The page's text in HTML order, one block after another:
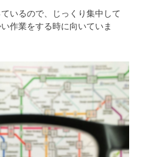
いるので、じっくり集中して
作業をする時に向いていま